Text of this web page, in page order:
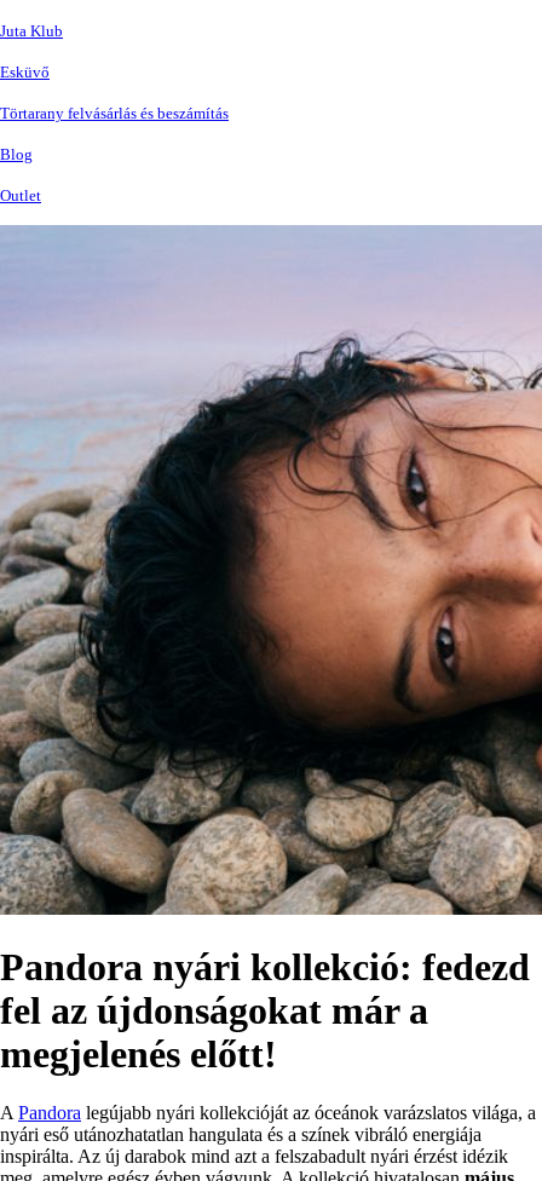
Juta Klub
Esküvő
Törtarany felvásárlás és beszámítás
Blog
Outlet
Pandora nyári kollekció: fedezd
fel az újdonságokat már a
megjelenés előtt!
A Pandora legújabb nyári kollekcióját az óceánok varázslatos világa, a
nyári eső utánozhatatlan hangulata és a színek vibráló energiája
inspirálta. Az új darabok mind azt a felszabadult nyári érzést idézik